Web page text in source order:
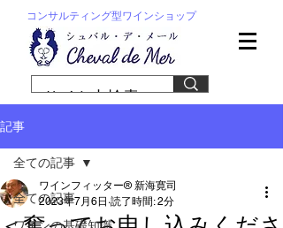
コンサルティング型ワインショップ
記事
全ての記事
全ての記事
ワインフィッター® 新海寛司
2023年7月6日 読了時間: 2分